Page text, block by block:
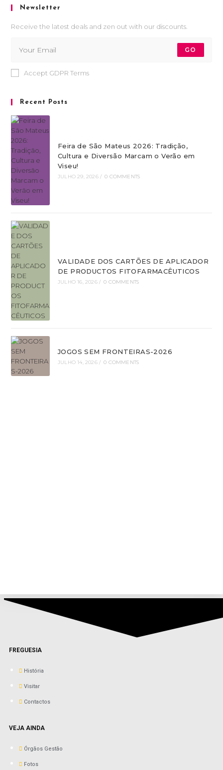
Newsletter
Receive the latest deals and zen out with our discounts.
GO
Accept GDPR Terms
Recent Posts
Feira de São Mateus 2026: Tradição,
Cultura e Diversão Marcam o Verão em
Viseu!
JULHO 29, 2026 / 0 COMMENTS
VALIDADE DOS CARTÕES DE APLICADOR
DE PRODUCTOS FITOFARMACÊUTICOS
JULHO 16, 2026 / 0 COMMENTS
JOGOS SEM FRONTEIRAS-2026
JULHO 14, 2026 / 0 COMMENTS
FREGUESIA
História
Visitar
Contactos
VEJA AINDA
Órgãos Gestão
Fotos